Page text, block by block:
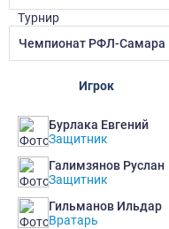
Турнир
Чемпионат РФЛ-Самара
Игрок
Бурлака Евгений
Защитник
Галимзянов Руслан
Защитник
Гильманов Ильдар
Вратарь